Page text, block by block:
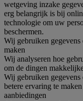
wetgeving inzake
erg belangrijk is bij
technologie om uw
beschermen.
Wij gebruiken
maken
Wij analyseren hoe
om de dingen
Wij gebruiken gegevens
betere ervaring te
aanbiedingen